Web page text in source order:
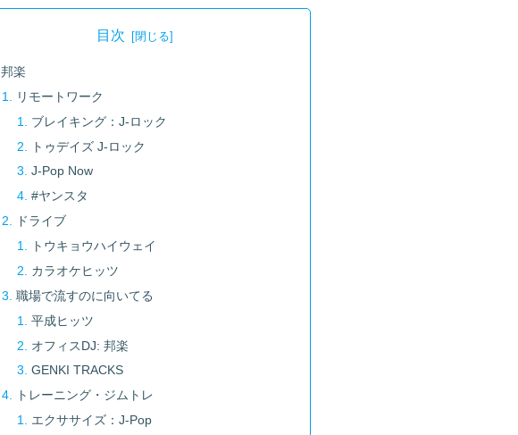
目次
邦楽
リモートワーク
ブレイキング：J-ロック
トゥデイズ J-ロック
J-Pop Now
#ヤンスタ
ドライブ
トウキョウハイウェイ
カラオケヒッツ
職場で流すのに向いてる
平成ヒッツ
オフィスDJ: 邦楽
GENKI TRACKS
トレーニング・ジムトレ
エクササイズ：J-Pop